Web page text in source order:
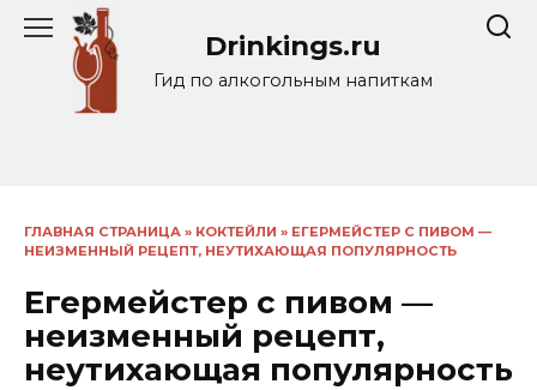
Перейти
содержанию
Drinkings.ru
Гид по алкогольным напиткам
ГЛАВНАЯ СТРАНИЦА » КОКТЕЙЛИ » ЕГЕРМЕЙСТЕР С ПИВОМ —
НЕИЗМЕННЫЙ РЕЦЕПТ, НЕУТИХАЮЩАЯ ПОПУЛЯРНОСТЬ
Егермейстер с пивом —
неизменный рецепт,
неутихающая популярность